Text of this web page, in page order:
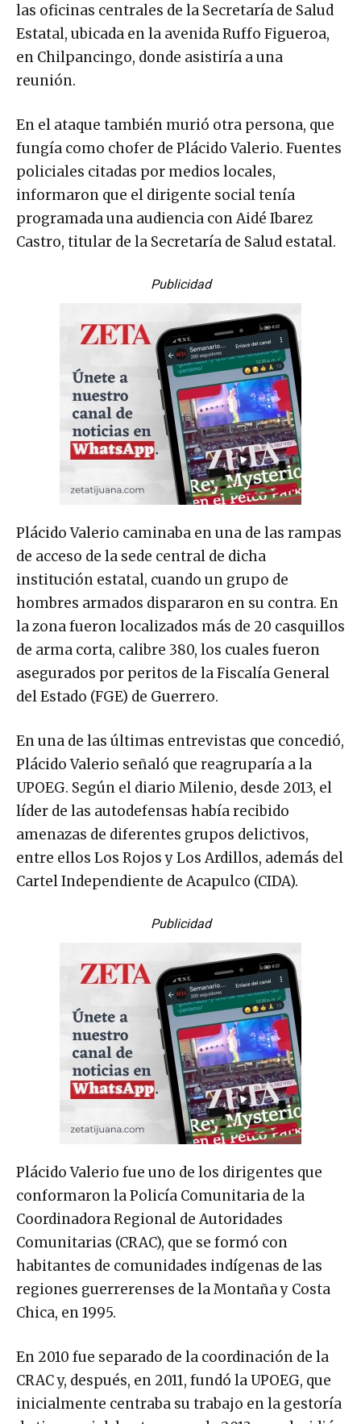
las oficinas centrales de la Secretaría de Salud
Estatal, ubicada en la avenida Ruffo Figueroa,
en Chilpancingo, donde asistiría a una
reunión.
En el ataque también murió otra persona, que
fungía como chofer de Plácido Valerio. Fuentes
policiales citadas por medios locales,
informaron que el dirigente social tenía
programada una audiencia con Aidé Ibarez
Castro, titular de la Secretaría de Salud estatal.
Publicidad
Plácido Valerio caminaba en una de las rampas
de acceso de la sede central de dicha
institución estatal, cuando un grupo de
hombres armados dispararon en su contra. En
la zona fueron localizados más de 20 casquillos
de arma corta, calibre 380, los cuales fueron
asegurados por peritos de la Fiscalía General
del Estado (FGE) de Guerrero.
En una de las últimas entrevistas que concedió,
Plácido Valerio señaló que reagruparía a la
UPOEG. Según el diario Milenio, desde 2013, el
líder de las autodefensas había recibido
amenazas de diferentes grupos delictivos,
entre ellos Los Rojos y Los Ardillos, además del
Cartel Independiente de Acapulco (CIDA).
Publicidad
Plácido Valerio fue uno de los dirigentes que
conformaron la Policía Comunitaria de la
Coordinadora Regional de Autoridades
Comunitarias (CRAC), que se formó con
habitantes de comunidades indígenas de las
regiones guerrerenses de la Montaña y Costa
Chica, en 1995.
En 2010 fue separado de la coordinación de la
CRAC y, después, en 2011, fundó la UPOEG, que
inicialmente centraba su trabajo en la gestoría